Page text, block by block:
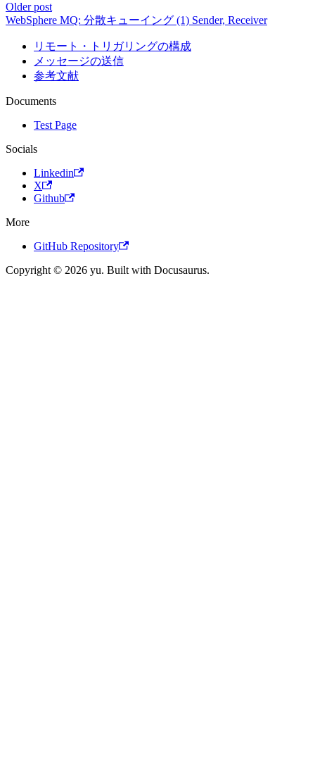
Older post
WebSphere MQ: 分散キューイング (1) Sender, Receiver
リモート・トリガリングの構成
メッセージの送信
参考文献
Documents
Test Page
Socials
Linkedin
X
Github
More
GitHub Repository
Copyright © 2026 yu. Built with Docusaurus.